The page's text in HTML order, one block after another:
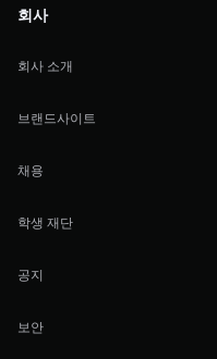
회사
회사 소개
브랜드사이트
채용
학생 재단
공지
보안